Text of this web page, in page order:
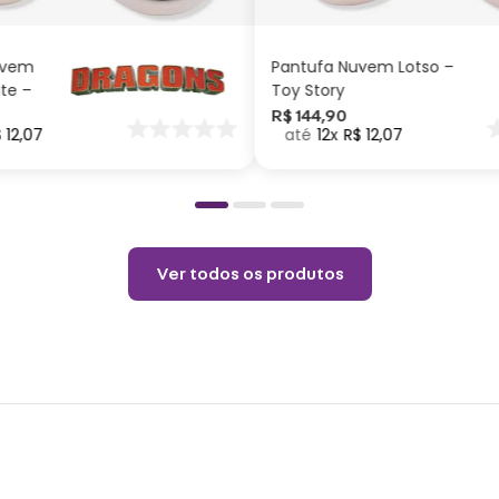
–
12,07
Pantufa Nuvem Lotso –
Toy Story
R$ 144,90
12 R$ 12,07
Ver todos os produtos